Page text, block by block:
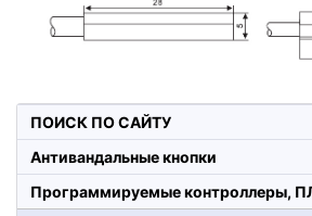
ПОИСК ПО САЙТУ
Антивандальные кнопки
Программируемые контроллеры,